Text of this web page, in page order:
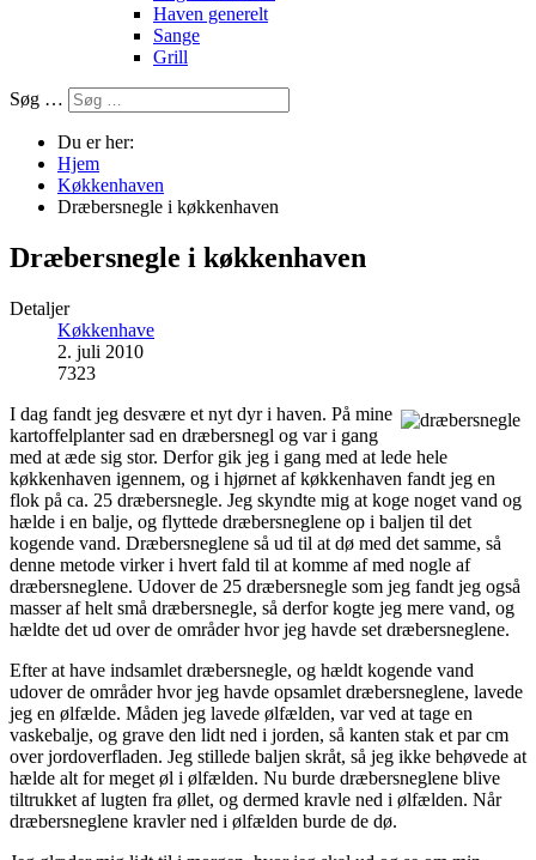
Haven generelt
Sange
Grill
Søg …
Du er her:
Hjem
Køkkenhaven
Dræbersnegle i køkkenhaven
Dræbersnegle i køkkenhaven
Detaljer
Køkkenhave
2. juli 2010
7323
I dag fandt jeg desvære et nyt dyr i haven. På mine
kartoffelplanter sad en dræbersnegl og var i gang
med at æde sig stor. Derfor gik jeg i gang med at lede hele
køkkenhaven igennem, og i hjørnet af køkkenhaven fandt jeg en
flok på ca. 25 dræbersnegle. Jeg skyndte mig at koge noget vand og
hælde i en balje, og flyttede dræbersneglene op i baljen til det
kogende vand. Dræbersneglene så ud til at dø med det samme, så
denne metode virker i hvert fald til at komme af med nogle af
dræbersneglene. Udover de 25 dræbersnegle som jeg fandt jeg også
masser af helt små dræbersnegle, så derfor kogte jeg mere vand, og
hældte det ud over de områder hvor jeg havde set dræbersneglene.
Efter at have indsamlet dræbersnegle, og hældt kogende vand
udover de områder hvor jeg havde opsamlet dræbersneglene, lavede
jeg en ølfælde. Måden jeg lavede ølfælden, var ved at tage en
vaskebalje, og grave den lidt ned i jorden, så kanten stak et par cm
over jordoverfladen. Jeg stillede baljen skråt, så jeg ikke behøvede at
hælde alt for meget øl i ølfælden. Nu burde dræbersneglene blive
tiltrukket af lugten fra øllet, og dermed kravle ned i ølfælden. Når
dræbersneglene kravler ned i ølfælden burde de dø.